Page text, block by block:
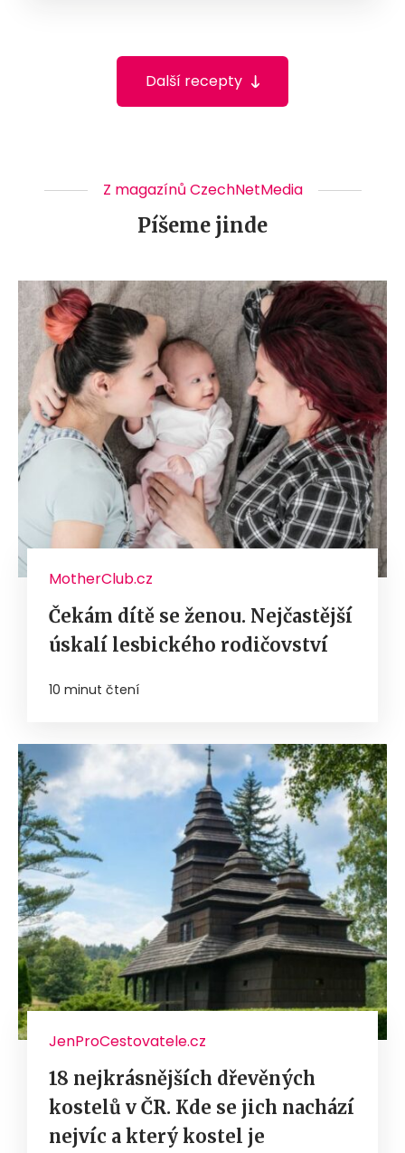
Další recepty
Z magazínů CzechNetMedia
Píšeme jinde
MotherClub.cz
Čekám dítě se ženou. Nejčastější
úskalí lesbického rodičovství
10 minut čtení
JenProCestovatele.cz
18 nejkrásnějších dřevěných
kostelů v ČR. Kde se jich nachází
nejvíc a který kostel je